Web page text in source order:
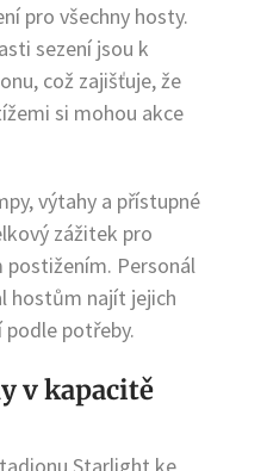
pro všechny hosty.
sezení jsou k
což zajišťuje, že
si mohou akce
výtahy a přístupné
zážitek pro
Personál
hostům najít jejich
podle potřeby.
v kapacitě